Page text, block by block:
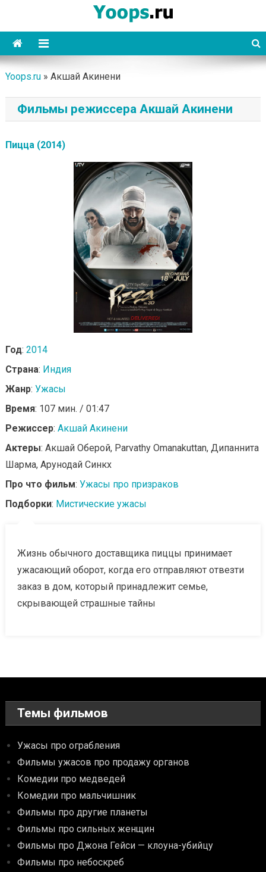
content
Yoops
Yoops.ru» Акшай Акинени
Фильмы режиссера Акшай Акинени
Пицца (2014)
Год: 2014
Страна: Индия
Жанр: Ужасы
Время: 107 мин. / 01:47
Режиссер: Акшай Акинени
Актеры: Акшай Оберой, Parvathy Omanakuttan, Дипаннита
Шарма, Арунодай Синкх
Про что фильм: Ужасы про призраков
Подборки: Мистические ужасы
Жизнь обычного доставщика пиццы принимает
ужасающий оборот, когда его отправляют отвезти
заказ в дом, который принадлежит семье,
скрывающей страшные тайны
Темы фильмов
Ужасы про ограбления
Фильмы ужасов про продажу органов
Комедии про медведей
Комедии про мальчишник
Фильмы про другие планеты
Фильмы про сильных женщин
Фильмы про Джона Гейси — клоуна-убийцу
Фильмы про небоскреб